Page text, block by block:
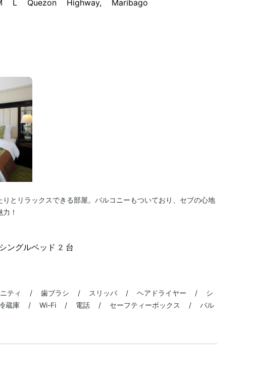
Quezon Highway, Maribago
とリラックスできる部屋。バルコニーもついており、セブの心地
！
ングルベッド2台
ティ / 歯ブラシ / スリッパ / ヘアドライヤー / シ
庫 / Wi-Fi / 電話 / セーフティーボックス / バル